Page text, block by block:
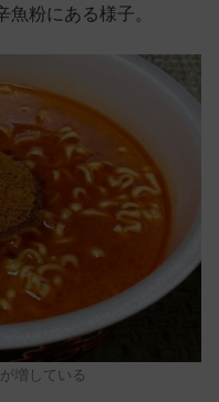
魚粉にある様子。
増している